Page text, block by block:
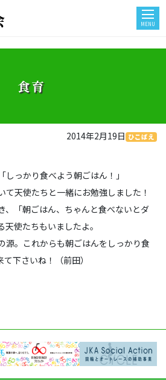
MENU
食育
2014年2月19日 ひこばえ
っかり食べよう朝ごはん！」
天使たちと一緒にお勉強しました！
「朝ごはん、ちゃんと食べないとダ
使たちもいましたよ。
源。これからも朝ごはんをしっかり食
下さいね！（前田）